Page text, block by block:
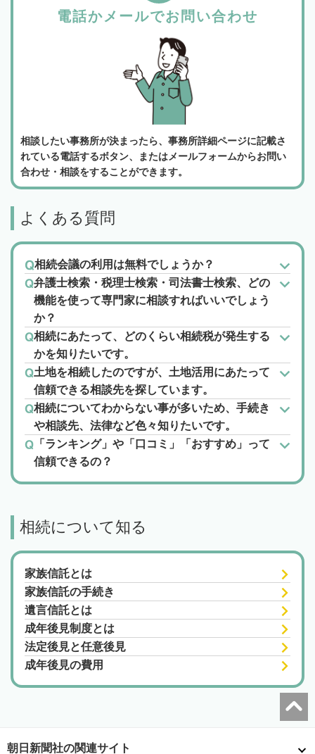
電話かメールでお問い合わせ
相談したい事務所が決まったら、事務所詳細ページに記載さ
れている電話するボタン、またはメールフォームからお問い
合わせ・相談をすることができます。
よくある質問
相続会議の利用は無料でしょうか？
弁護士検索・税理士検索・司法書士検索、どの
機能を使って専門家に相談すればいいでしょう
か？
相続にあたって、どのくらい相続税が発生する
かを知りたいです。
土地を相続したのですが、土地活用にあたって
信頼できる相談先を探しています。
相続についてわからない事が多いため、手続き
や相談先、法律など色々知りたいです。
「ランキング」や「口コミ」「おすすめ」って
信頼できるの？
相続について知る
家族信託とは
家族信託の手続き
遺言信託とは
成年後見制度とは
法定後見と任意後見
成年後見の費用
朝日新聞社の関連サイト